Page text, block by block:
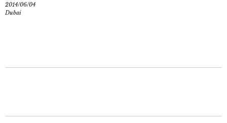
2014/06/04
Dubai